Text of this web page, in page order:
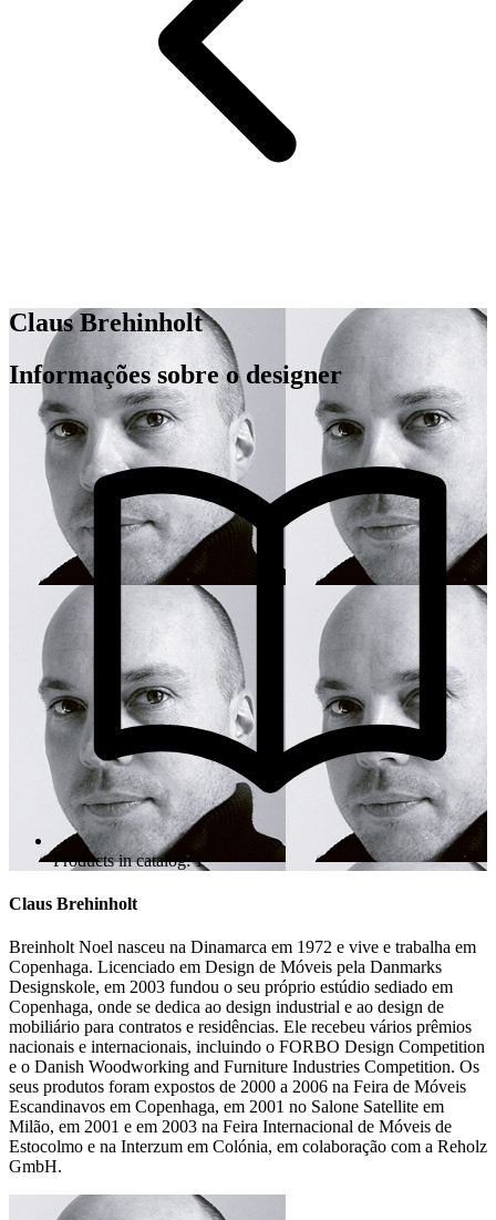
Claus Brehinholt
Informações sobre o designer
Products in catalog: 1
Claus Brehinholt
Breinholt Noel nasceu na Dinamarca em 1972 e vive e trabalha em
Copenhaga. Licenciado em Design de Móveis pela Danmarks
Designskole, em 2003 fundou o seu próprio estúdio sediado em
Copenhaga, onde se dedica ao design industrial e ao design de
mobiliário para contratos e residências. Ele recebeu vários prêmios
nacionais e internacionais, incluindo o FORBO Design Competition
e o Danish Woodworking and Furniture Industries Competition. Os
seus produtos foram expostos de 2000 a 2006 na Feira de Móveis
Escandinavos em Copenhaga, em 2001 no Salone Satellite em
Milão, em 2001 e em 2003 na Feira Internacional de Móveis de
Estocolmo e na Interzum em Colónia, em colaboração com a Reholz
GmbH.